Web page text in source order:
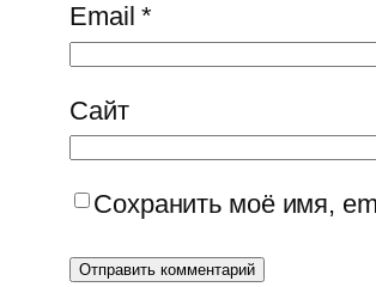
Email*
Сайт
Сохранить моё имя,